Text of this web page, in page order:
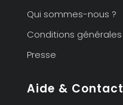
Qui sommes-nous ?
Conditions générales
Presse
Aide & Contact